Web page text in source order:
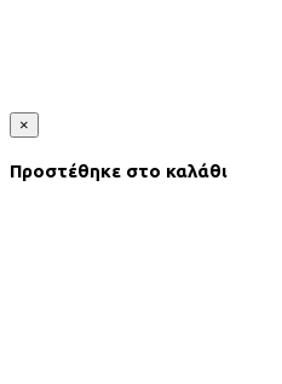
×
Προστέθηκε στο καλάθι